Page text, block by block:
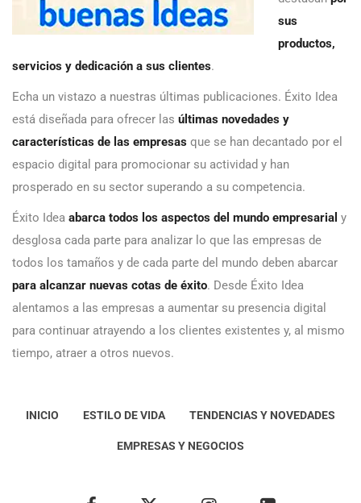
sus
productos,
servicios y dedicación a sus clientes.
Echa un vistazo a nuestras últimas publicaciones. Éxito Idea
está diseñada para ofrecer las últimas novedades y
características de las empresas que se han decantado por el
espacio digital para promocionar su actividad y han
prosperado en su sector superando a su competencia.
Éxito Idea abarca todos los aspectos del mundo empresarial y
desglosa cada parte para analizar lo que las empresas de
todos los tamaños y de cada parte del mundo deben abarcar
para alcanzar nuevas cotas de éxito. Desde Éxito Idea
alentamos a las empresas a aumentar su presencia digital
para continuar atrayendo a los clientes existentes y, al mismo
tiempo, atraer a otros nuevos.
INICIO ESTILO DE VIDA TENDENCIAS Y NOVEDADES
EMPRESAS Y NEGOCIOS